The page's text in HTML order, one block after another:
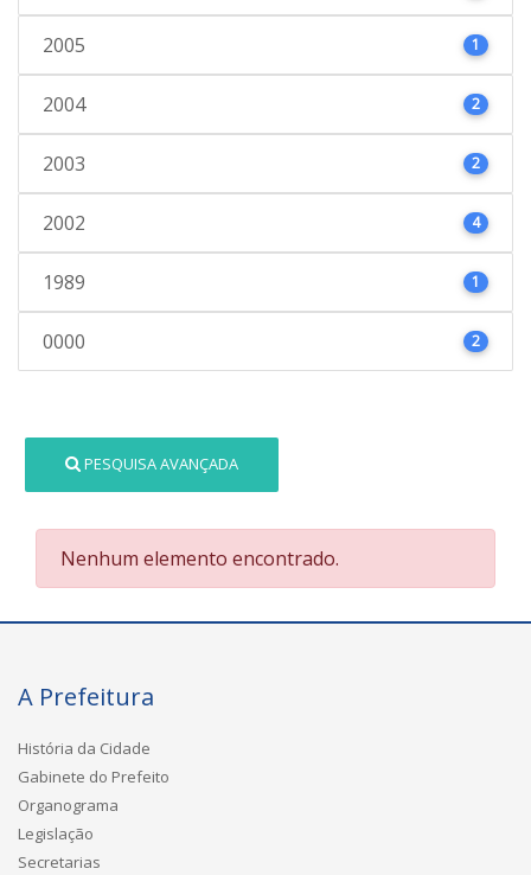
2005 1
2004 2
2003 2
2002 4
1989 1
0000 2
PESQUISA AVANÇADA
Nenhum elemento encontrado.
A Prefeitura
História da Cidade
Gabinete do Prefeito
Organograma
Legislação
Secretarias